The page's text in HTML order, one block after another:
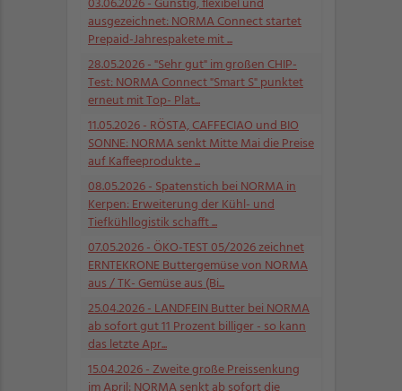
03.06.2026- Günstig, flexibel und
ausgezeichnet: NORMA Connect startet
Prepaid-Jahrespakete mit ...
28.05.2026- "Sehr gut" im großen CHIP-
Test: NORMA Connect "Smart S" punktet
erneut mit Top- Plat...
11.05.2026- RÖSTA, CAFFECIAO und BIO
SONNE: NORMA senkt Mitte Mai die Preise
auf Kaffeeprodukte ...
08.05.2026- Spatenstich bei NORMA in
Kerpen: Erweiterung der Kühl- und
Tiefkühllogistik schafft ...
07.05.2026- ÖKO-TEST 05/2026 zeichnet
ERNTEKRONE Buttergemüse von NORMA
aus / TK- Gemüse aus (Bi...
25.04.2026- LANDFEIN Butter bei NORMA
ab sofort gut 11 Prozent billiger - so kann
das letzte Apr...
15.04.2026- Zweite große Preissenkung